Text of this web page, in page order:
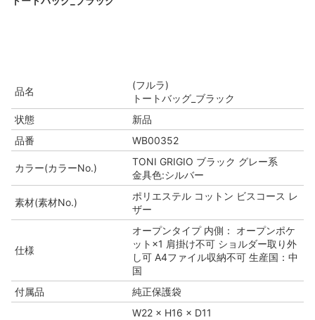
品名
(フルラ)
トートバッグ_ブラック
状態
新品
品番
WB00352
カラー(カラーNo.)
TONI GRIGIO ブラック グレー系
金具色:シルバー
素材(素材No.)
ポリエステル コットン ビスコース レ
ザー
仕様
オープンタイプ 内側： オープンポケ
ット×1 肩掛け不可 ショルダー取り外
し可 A4ファイル収納不可 生産国：中
国
付属品
純正保護袋
W22 × H16 × D11